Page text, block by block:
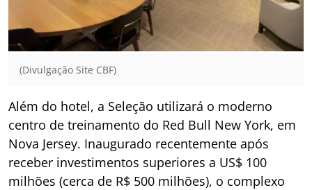
(Divulgação Site CBF)
Além do hotel, a Seleção utilizará o moderno
centro de treinamento do Red Bull New York, em
Nova Jersey. Inaugurado recentemente após
receber investimentos superiores a US$ 100
milhões (cerca de R$ 500 milhões), o complexo